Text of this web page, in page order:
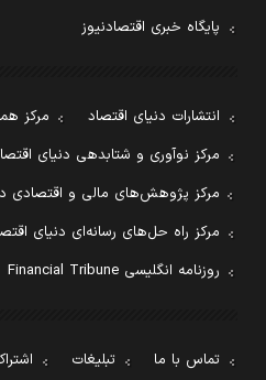
پایگاه خبری اقتصادنیوز
انتشارات دنیای اقتصاد
مرکز
مرکز نوآوری و شتابدهی دنیای
مرکز پژوهش‌های مالی و اقتصادی
مرکز راه حل‌های رسانه‌ای دنیای
روزنامه انگلیسی Financial Tribune
تماس با ما تبلیغات